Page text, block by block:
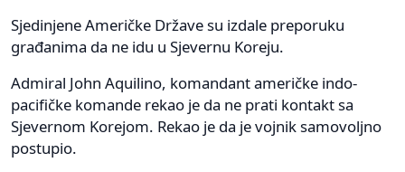
Sjedinjene Američke Države su izdale preporuku
građanima da ne idu u Sjevernu Koreju.
Admiral John Aquilino, komandant američke indo-
pacifičke komande rekao je da ne prati kontakt sa
Sjevernom Korejom. Rekao je da je vojnik samovoljno
postupio.